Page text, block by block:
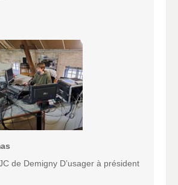
de Demigny D’usager à président